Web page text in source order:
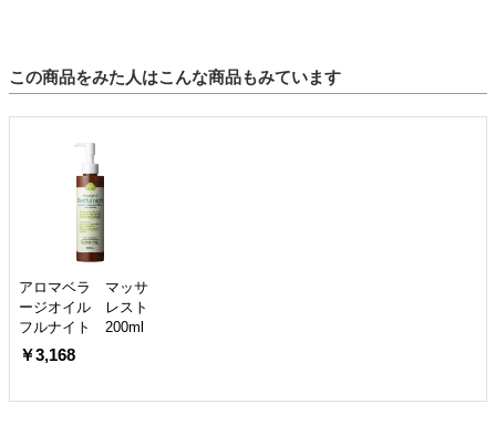
この商品をみた人はこんな商品もみています
アロマベラ マッサ
ージオイル レスト
フルナイト 200ml
￥3,168